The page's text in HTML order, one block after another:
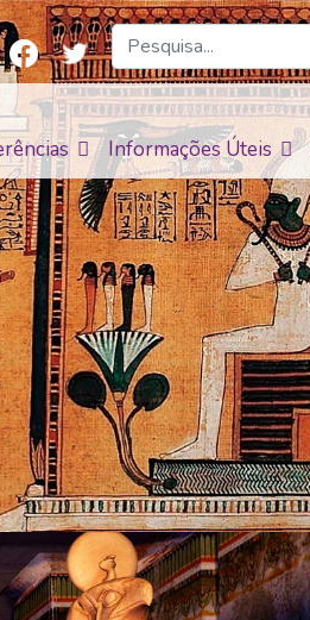
Informações Úteis